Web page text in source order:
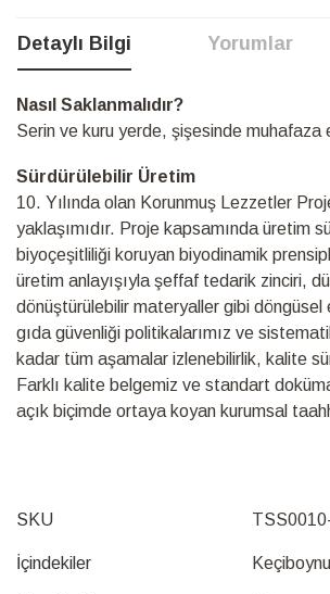
başına
Detaylı Bilgi
Detaylı
Bilgi
Nasıl Saklanmalıdır?
Serin ve kuru yerde, şişesinde muhafaza
Sürdürülebilir Üretim
10.⁠ ⁠Yılında olan Korunmuş Lezzetler
yaklaşımıdır. Proje kapsamında üretim
biyoçeşitliliği koruyan biyodinamik
üretim anlayışıyla şeffaf tedarik zinciri,
dönüştürülebilir materyaller gibi döngüsel
gıda güvenliği politikalarımız ve
kadar tüm aşamalar izlenebilirlik, kalite
Farklı kalite belgemiz ve standart
açık biçimde ortaya koyan kurumsal
SKU
İçindekiler
Yorumlar